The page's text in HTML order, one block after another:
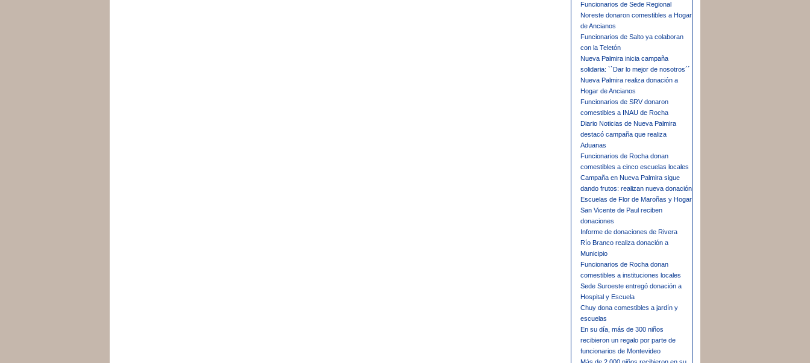
Funcionarios de Sede Regional
Noreste donaron comestibles a Hogar
de Ancianos
Funcionarios de Salto ya colaboran
con la Teletón
Nueva Palmira inicia campaña
solidaria: ``Dar lo mejor de nosotros´´
Nueva Palmira realiza donación a
Hogar de Ancianos
Funcionarios de SRV donaron
comestibles a INAU de Rocha
Diario Noticias de Nueva Palmira
destacó campaña que realiza
Aduanas
Funcionarios de Rocha donan
comestibles a cinco escuelas locales
Campaña en Nueva Palmira sigue
dando frutos: realizan nueva donación
Escuelas de Flor de Maroñas y Hogar
San Vicente de Paul reciben
donaciones
Informe de donaciones de Rivera
Río Branco realiza donación a
Municipio
Funcionarios de Rocha donan
comestibles a instituciones locales
Sede Suroeste entregó donación a
Hospital y Escuela
Chuy dona comestibles a jardín y
escuelas
En su día, más de 300 niños
recibieron un regalo por parte de
funcionarios de Montevideo